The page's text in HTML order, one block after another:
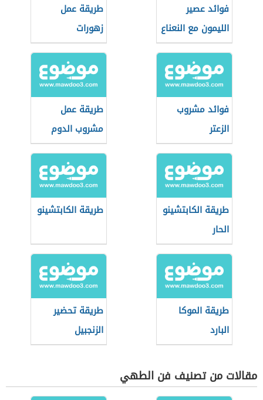
فوائد عصير
الليمون مع النعناع
طريقة عمل
زهورات
فوائد مشروب
الزعتر
طريقة عمل
مشروب الدوم
طريقة الكابتشينو
الحار
طريقة الكابتشينو
طريقة الموكا
البارد
طريقة تحضير
الزنجبيل
مقالات من تصنيف فن الطهي